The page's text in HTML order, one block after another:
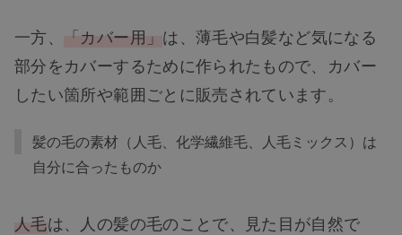
一方、 「カバー用」 は、薄毛や白髪など気になる
部分をカバーするために作られたもので、カバー
したい箇所や範囲ごとに販売されています。
髪の毛の素材（人毛、化学繊維毛、人毛ミックス）は
自分に合ったものか
人毛は、人の髪の毛のことで、見た目が自然で